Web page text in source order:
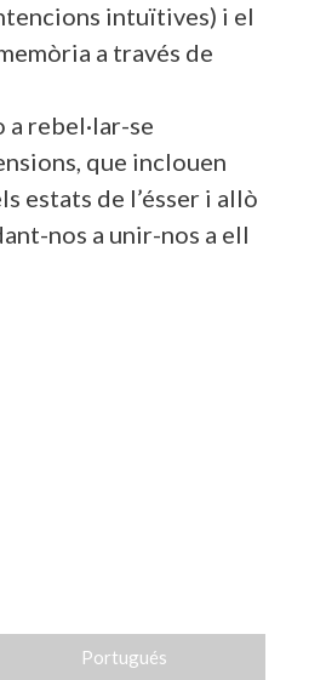
intuïtives) i el
a través de
rebel·lar-se
que inclouen
estats de l’ésser i allò
nos a unir-nos a ell
Portugués